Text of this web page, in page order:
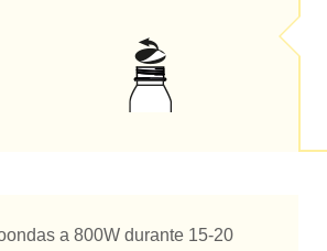
a 800W durante 15-20